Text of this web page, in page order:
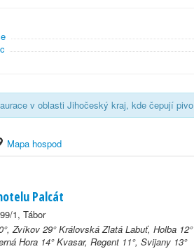
v oblasti Jihočeský kraj, kde čepují pivo
Mapa hospod
Palcát
1, Tábor
Zvíkov 29° Královská Zlatá Labuť, Holba 12°
Hora 14° Kvasar, Regent 11°, Svijany 13°